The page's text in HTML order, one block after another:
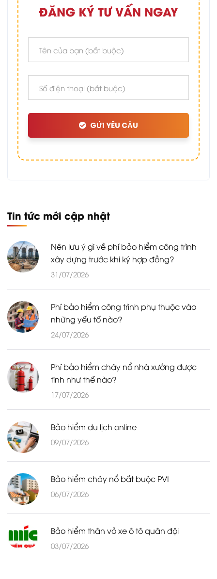
ĐĂNG KÝ TƯ VẤN NGAY
GỬI YÊU CẦU
Tin tức mới cập nhật
Nên lưu ý gì về phí bảo hiểm công trình
xây dựng trước khi ký hợp đồng?
31/07/2026
Phí bảo hiểm công trình phụ thuộc vào
những yếu tố nào?
24/07/2026
Phí bảo hiểm cháy nổ nhà xưởng được
tính như thế nào?
17/07/2026
Bảo hiểm du lịch online
09/07/2026
Bảo hiểm cháy nổ bắt buộc PVI
06/07/2026
Bảo hiểm thân vỏ xe ô tô quân đội
03/07/2026